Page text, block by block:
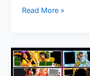
12×36
Bangla
Gen
Z
Read More »